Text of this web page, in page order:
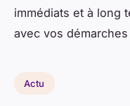
immédiats et à long
avec vos
Actu